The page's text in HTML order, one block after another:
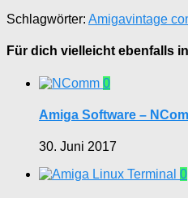
Schlagwörter: Amigavintage
Für dich vielleicht ebenfalls
0
Amiga Software –
30. Juni 2017
0